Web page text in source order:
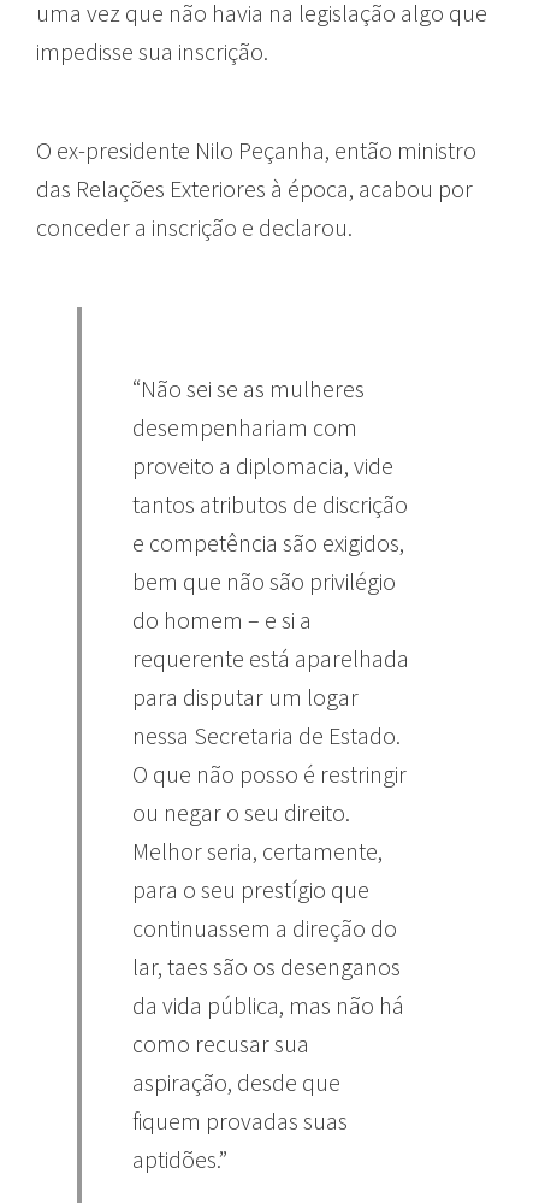
uma vez que não havia na legislação algo que
impedisse sua inscrição.
O ex-presidente Nilo Peçanha, então ministro
das Relações Exteriores à época, acabou por
conceder a inscrição e declarou.
“Não sei se as mulheres
desempenhariam com
proveito a diplomacia, vide
tantos atributos de discrição
e competência são exigidos,
bem que não são privilégio
do homem – e si a
requerente está aparelhada
para disputar um logar
nessa Secretaria de Estado.
O que não posso é restringir
ou negar o seu direito.
Melhor seria, certamente,
para o seu prestígio que
continuassem a direção do
lar, taes são os desenganos
da vida pública, mas não há
como recusar sua
aspiração, desde que
fiquem provadas suas
aptidões.”